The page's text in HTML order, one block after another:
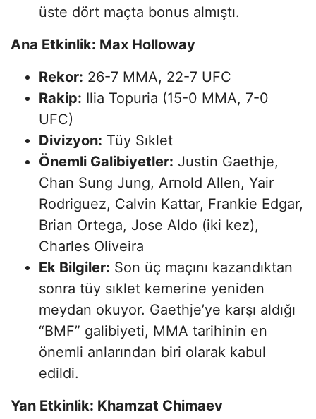
üste dört maçta bonus almıştı.
Ana Etkinlik: Max Holloway
Rekor: 26-7 MMA, 22-7 UFC
Rakip: Ilia Topuria (15-0 MMA, 7-0
UFC)
Divizyon: Tüy Sıklet
Önemli Galibiyetler: Justin Gaethje,
Chan Sung Jung, Arnold Allen, Yair
Rodriguez, Calvin Kattar, Frankie Edgar,
Brian Ortega, Jose Aldo (iki kez),
Charles Oliveira
Ek Bilgiler: Son üç maçını kazandıktan
sonra tüy sıklet kemerine yeniden
meydan okuyor. Gaethje’ye karşı aldığı
“BMF” galibiyeti, MMA tarihinin en
önemli anlarından biri olarak kabul
edildi.
Yan Etkinlik: Khamzat Chimaev